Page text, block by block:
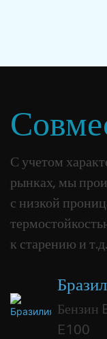
С учетом
рынках, мы
с низкой
к старению и т.д.
Бензин
E100